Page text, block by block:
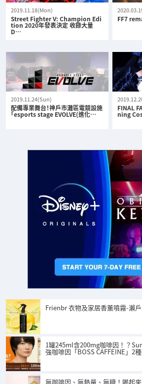
2019.11.18(Mon)
Street Fighter V: Champion Edi
tion 2020年發表決定 收錄大量
D…
FF7
2019.11.24(Sun)
配備專業舞台！神戶市灘區電競設施
「esports stage EVOLVE(進化…
FINAL
ning
Frienbr 衣物及家居香薰噴霧-瀨
1罐245ml含200mg咖啡因！？
強咖啡因「BOSS CAFFEINE」2
無咖啡因、無熱量、無糖！喝起